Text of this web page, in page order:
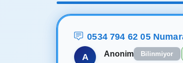
0534 794 62 05
A Anonim Bilinmiyor